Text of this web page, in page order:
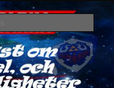
Sök